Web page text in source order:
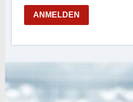
ANMELDEN